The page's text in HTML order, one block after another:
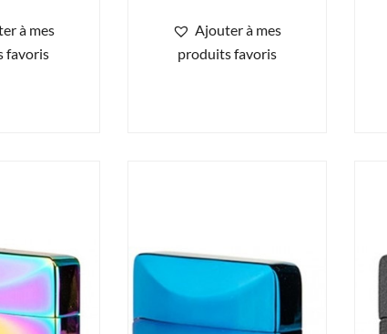
à mes
favoris
Ajouter à mes
produits favoris